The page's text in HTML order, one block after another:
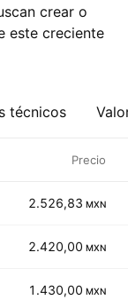
crear o
este creciente
técnicos
Precio
2.526,83 MXN
2.420,00 MXN
1.430,00 MXN